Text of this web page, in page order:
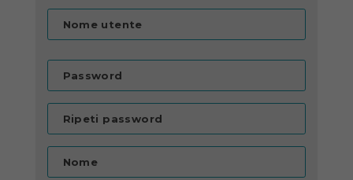
Nome utente
Password
Ripeti password
Nome